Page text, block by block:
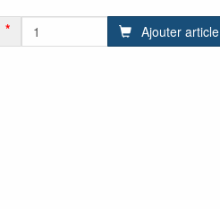
Ajouter article